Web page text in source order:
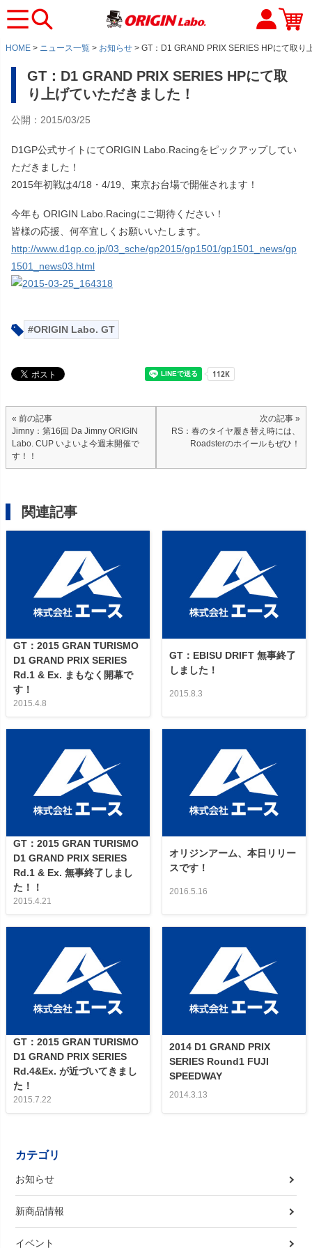
HOME ニュース一覧 お知らせ GT：D1 GRAND PRIX SERIES HPにて取り
GT：D1 GRAND PRIX SERIES HPにて取
り上げていただきました！
公開：2015/03/25
D1GP公式サイトにてORIGIN Labo.Racingをピックアップしてい
ただきました！
2015年初戦は4/18・4/19、東京お台場で開催されます！
今年も ORIGIN Labo.Racingにご期待ください！
皆様の応援、何卒宜しくお願いいたします。
http://www.d1gp.co.jp/03_sche/gp2015/gp1501/gp1501_news/gp
1501_news03.html
ORIGIN Labo. GT
« 前の記事
Jimny：第16回 Da Jimny ORIGIN
Labo. CUP いよいよ今週末開催で
す！！
次の記事 »
RS：春のタイヤ履き替え時には、
Roadsterのホイールもぜひ！
関連記事
GT：2015 GRAN TURISMO
D1 GRAND PRIX SERIES
Rd.1 & Ex. まもなく開幕で
す！
2015.4.8
GT：EBISU DRIFT 無事終了
しました！
2015.8.3
GT：2015 GRAN TURISMO
D1 GRAND PRIX SERIES
Rd.1 & Ex. 無事終了しまし
た！！
2015.4.21
オリジンアーム、本日リリー
スです！
2016.5.16
GT：2015 GRAN TURISMO
D1 GRAND PRIX SERIES
Rd.4&Ex. が近づいてきまし
た！
2015.7.22
2014 D1 GRAND PRIX
SERIES Round1 FUJI
SPEEDWAY
2014.3.13
カテゴリ
お知らせ
新商品情報
イベント